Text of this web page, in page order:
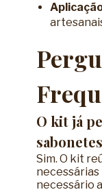
O kit já
Sim. O kit
necessárias
necessário